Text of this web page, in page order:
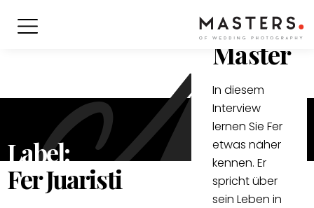
Label:
Fer Juaristi
with a
Master
In diesem
Interview
lernen Sie Fer
etwas näher
kennen. Er
spricht über
sein Leben in